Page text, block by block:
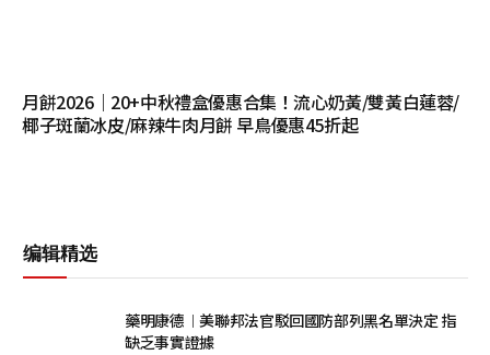
月餅2026｜20+中秋禮盒優惠合集！流心奶黃/雙黃白蓮蓉/
椰子斑蘭冰皮/麻辣牛肉月餅 早鳥優惠45折起
编辑精选
藥明康德︱美聯邦法官駁回國防部列黑名單決定 指
缺乏事實證據